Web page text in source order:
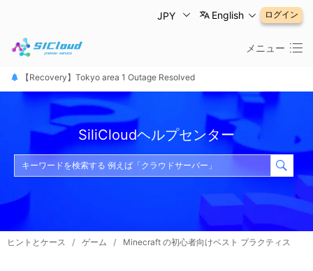
メニュー
JPY English ログイン
【Recovery】Tokyo area 1 Outage Resolved
【 障害は復旧しました】東京リージョン
【恢复公告】东京1区故障已修复
SiliCloudヘルプセンター
ヒントとケース / ゲーム / Minecraft の初心者向けベスト プラクティス